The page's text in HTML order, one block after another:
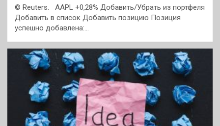
© Reuters. AAPL +0,28% Добавить/Убрать из портфеля
Добавить в список Добавить позицию Позиция
успешно добавлена:…